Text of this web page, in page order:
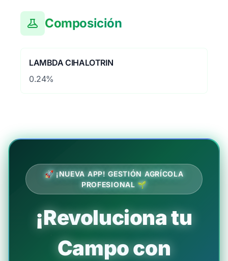
Composición
LAMBDA CIHALOTRIN
0.24%
🚀 ¡NUEVA APP! GESTIÓN AGRÍCOLA
PROFESIONAL 🌱
¡Revoluciona tu
Campo con